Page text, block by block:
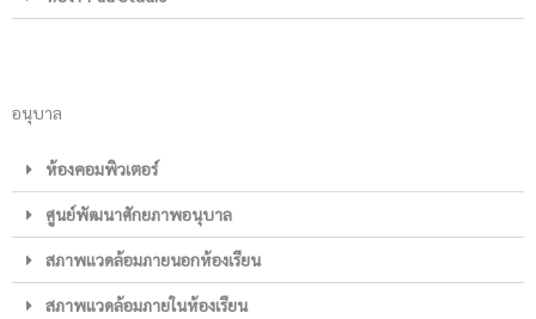
อนุบาล
ห้องคอมพิวเตอร์
ศูนย์พัฒนาศักยภาพอนุบาล
สภาพแวดล้อมภายนอกห้องเรียน
สภาพแวดล้อมภายในห้องเรียน